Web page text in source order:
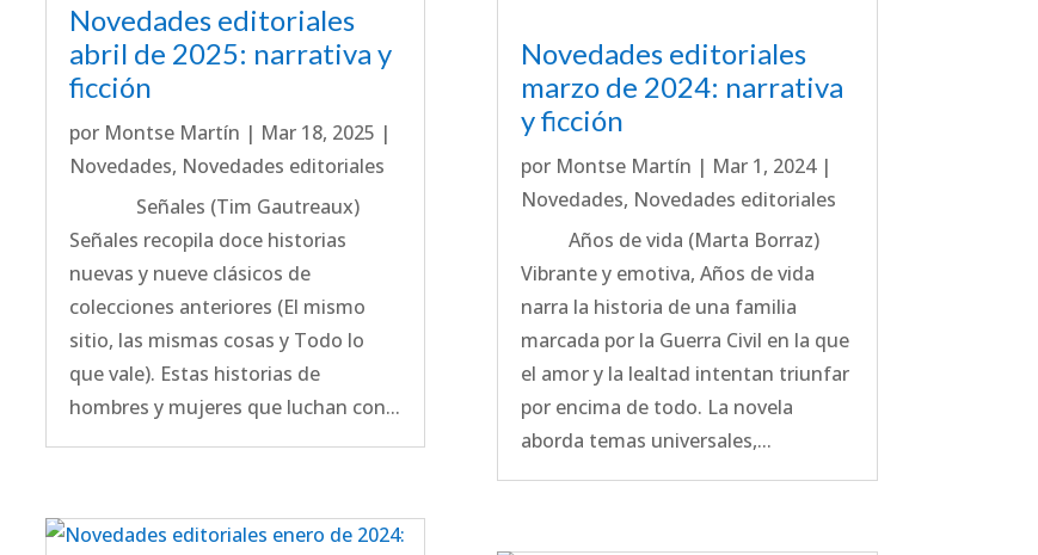
Novedades editoriales
abril de 2025: narrativa y
ficción
por Montse Martín | Mar 18, 2025 |
Novedades, Novedades editoriales
Señales (Tim Gautreaux)
Señales recopila doce historias
nuevas y nueve clásicos de
colecciones anteriores (El mismo
sitio, las mismas cosas y Todo lo
que vale). Estas historias de
hombres y mujeres que luchan con...
Novedades editoriales
marzo de 2024: narrativa
y ficción
por Montse Martín | Mar 1, 2024|
Novedades, Novedades editoriales
Años de vida (Marta Borraz)
Vibrante y emotiva, Años de vida
narra la historia de una familia
marcada por la Guerra Civil en la que
el amor y la lealtad intentan triunfar
por encima de todo. La novela
aborda temas universales,...